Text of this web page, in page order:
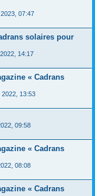
07:47
solaires pour
14:17
« Cadrans
2022, 13:53
09:58
« Cadrans
08:08
« Cadrans